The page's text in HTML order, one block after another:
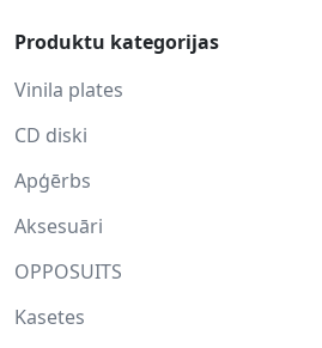
Produktu kategorijas
Vinila plates
CD diski
Apģērbs
Aksesuāri
OPPOSUITS
Kasetes